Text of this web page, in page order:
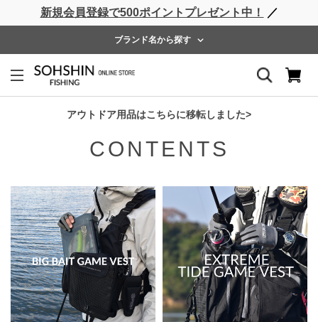
新規会員登録で500ポイントプレゼント中！ ／
ブランド名から探す
アウトドア用品はこちらに移転しました>
MENU
RBB
CONTENTS